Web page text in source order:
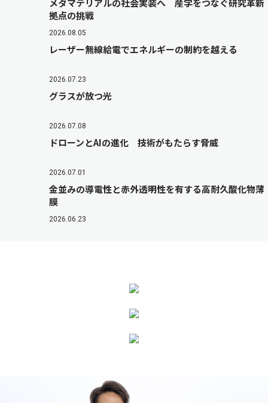
メタマテリアルの社会実装へ 産学をつなぐ研究革新
拠点の挑戦
2026.08.05
レーザー無線給電でエネルギーの制約を越える
2026.07.23
グラスが放つ光
2026.07.08
ドローンとAIの進化 技術がもたらす脅威
2026.07.01
金並みの導電性と赤外透明性を有する高耐久酸化物薄
膜
2026.06.23